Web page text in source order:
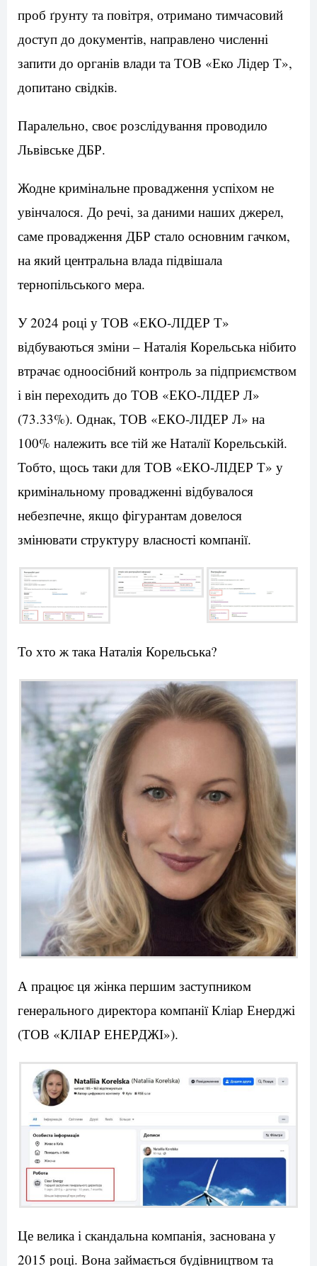
проб ґрунту та повітря, отримано тимчасовий
доступ до документів, направлено численні
запити до органів влади та ТОВ «Еко Лідер Т»,
допитано свідків.
Паралельно, своє розслідування проводило
Львівське ДБР.
Жодне кримінальне провадження успіхом не
увінчалося. До речі, за даними наших джерел,
саме провадження ДБР стало основним гачком,
на який центральна влада підвішала
тернопільського мера.
У 2024 році у ТОВ «ЕКО-ЛІДЕР Т»
відбуваються зміни – Наталія Корельська нібито
втрачає одноосібний контроль за підприємством
і він переходить до ТОВ «ЕКО-ЛІДЕР Л»
(73.33%). Однак, ТОВ «ЕКО-ЛІДЕР Л» на
100% належить все тій же Наталії Корельській.
Тобто, щось таки для ТОВ «ЕКО-ЛІДЕР Т» у
кримінальному провадженні відбувалося
небезпечне, якщо фігурантам довелося
змінювати структуру власності компанії.
То хто ж така Наталія Корельська?
А працює ця жінка першим заступником
генерального директора компанії Кліaр Енерджі
(ТОВ «КЛІАР ЕНЕРДЖІ»).
Це велика і скандальна компанія, заснована у
2015 році. Вона займається будівництвом та